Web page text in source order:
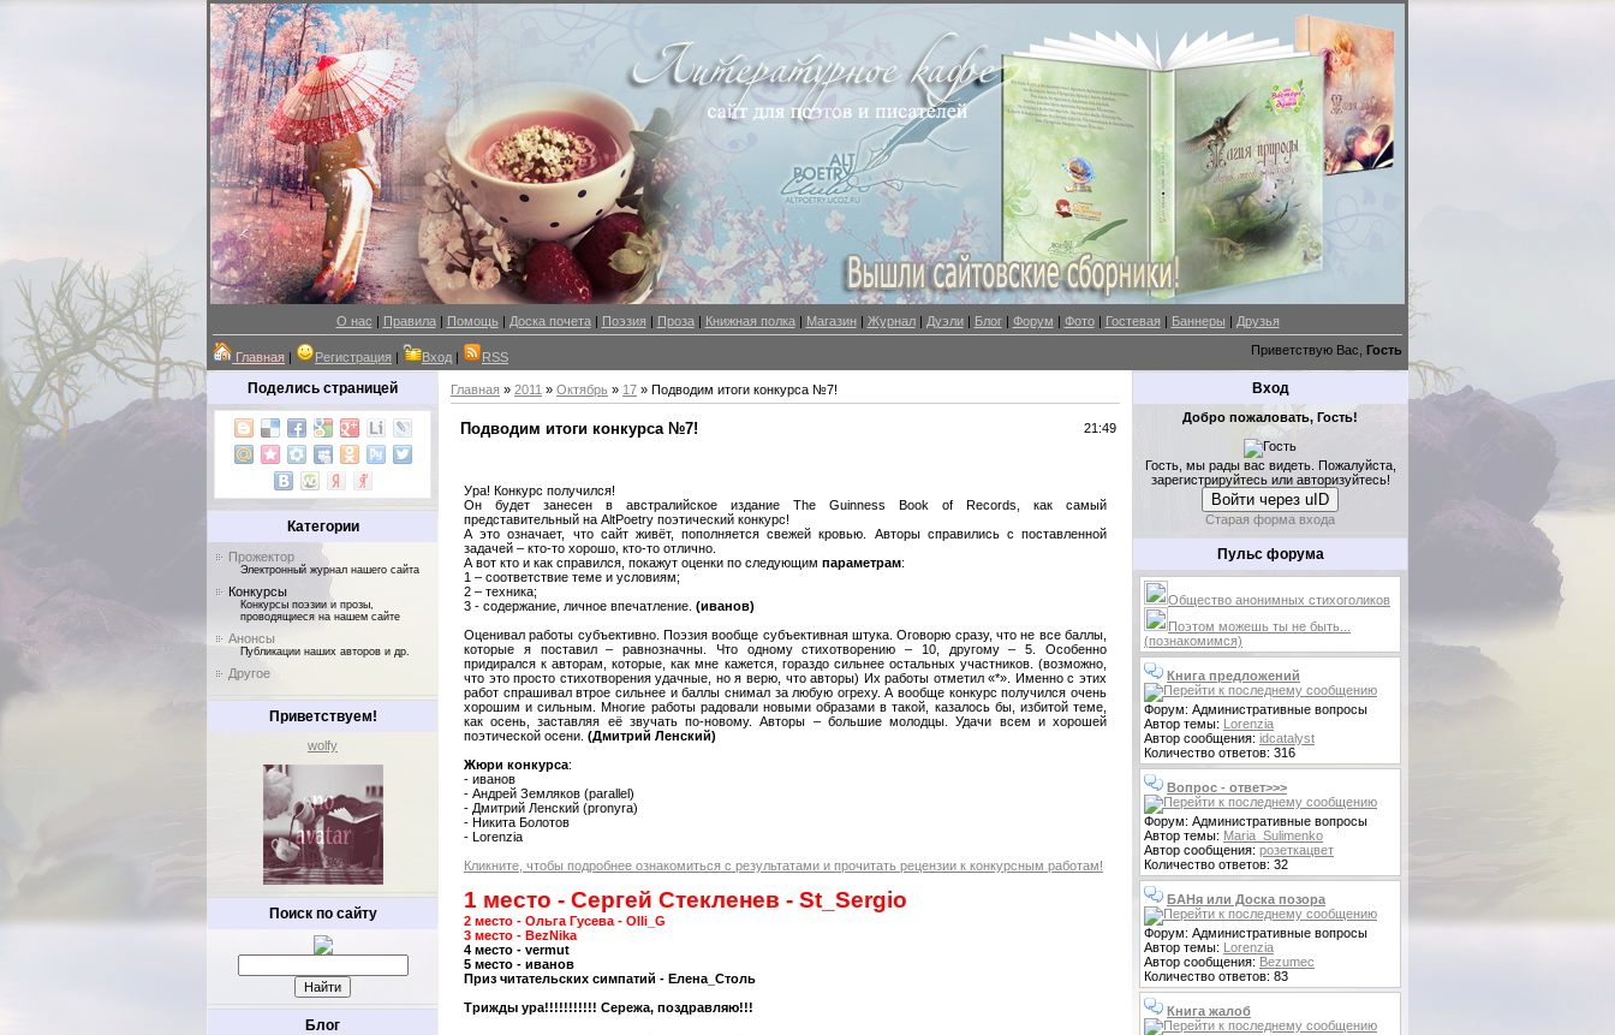
О нас | Правила| Помощь | Доска почета| Поэзия | Проза| Книжная полка| Магазин| Журнал| Дуэли| Блог| Форум | Фото| Гостевая | Баннеры | Друзья
Главная | Регистрация | Вход | RSS Приветствую Вас, Гость
Поделись страницей
Категории
Прожектор
Электронный журнал нашего сайта
Конкурсы
Конкурсы поэзии и прозы,
проводящиеся на нашем сайте
Анонсы
Публикации наших авторов и др.
Другое
Приветствуем!
wolfy
Поиск по сайту
Блог
Главная » 2011 » Октябрь » 17 » Подводим итоги конкурса №7!
Подводим итоги конкурса №7! 21:49
Ура! Конкурс получился!
Он будет занесен в австралийское издание The Guinness Book of Records, как самый
представительный на AltPoetry поэтический конкурс!
А это означает, что сайт живёт, пополняется свежей кровью. Авторы справились с поставленной
задачей – кто-то хорошо, кто-то отлично.
А вот кто и как справился, покажут оценки по следующим параметрам:
1 – соответствие теме и условиям;
2 – техника;
3 - содержание, личное впечатление. (иванов)
Оценивал работы субъективно. Поэзия вообще субъективная штука. Оговорю сразу, что не все баллы,
которые я поставил – равнозначны. Что одному стихотворению – 10, другому – 5. Особенно
придирался к авторам, которые, как мне кажется, гораздо сильнее остальных участников. (возможно,
что это просто стихотворения удачные, но я верю, что авторы) Их работы отметил «*». Именно с этих
работ спрашивал втрое сильнее и баллы снимал за любую огреху. А вообще конкурс получился очень
хорошим и сильным. Многие работы радовали новыми образами в такой, казалось бы, избитой теме,
как осень, заставляя её звучать по-новому. Авторы – большие молодцы. Удачи всем и хорошей
поэтической осени. (Дмитрий Ленский)
Жюри конкурса:
- иванов
- Андрей Земляков (parallel)
- Дмитрий Ленский (pronyra)
- Никита Болотов
- Lorenzia
Кликните, чтобы подробнее ознакомиться с результатами и прочитать рецензии к конкурсным работам!
1 место - Сергей Стекленев - St_Sergio
2 место - Ольга Гусева - Olli_G
3 место - BezNika
4 место - vermut
5 место - иванов
Приз читательских симпатий - Елена_Столь
Трижды ура!!!!!!!!!!! Сережа, поздравляю!!!
Вход
Добро пожаловать, Гость!
Гость, мы рады вас видеть. Пожалуйста,
зарегистрируйтесь или авторизуйтесь!
Войти через uID
Старая форма входа
Пульс форума
Общество анонимных стихоголиков
Поэтом можешь ты не быть...
(познакомимся)
Книга предложений
Форум: Административные вопросы
Автор темы: Lorenzia
Автор сообщения: idcatalyst
Количество ответов: 316
Вопрос - ответ>>>
Форум: Административные вопросы
Автор темы: Maria_Sulimenko
Автор сообщения: розеткацвет
Количество ответов: 32
БАНя или Доска позора
Форум: Административные вопросы
Автор темы: Lorenzia
Автор сообщения: Bezumec
Количество ответов: 83
Книга жалоб